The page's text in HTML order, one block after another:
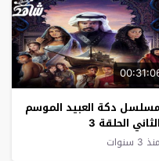
مسلسل دكة العبيد الموسم
الثاني الحلقة 3
منذ 3 سنوات